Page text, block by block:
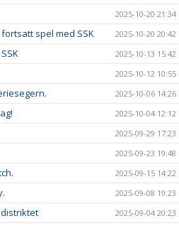
2025-10-20 21:34
spel med SSK 2025-10-20 20:42
2025-10-13 15:42
2025-10-12 10:55
2025-10-06 14:26
2025-10-04 12:12
2025-09-29 17:23
2025-09-23 19:48
2025-09-15 14:22
2025-09-08 19:23
2025-09-04 20:23